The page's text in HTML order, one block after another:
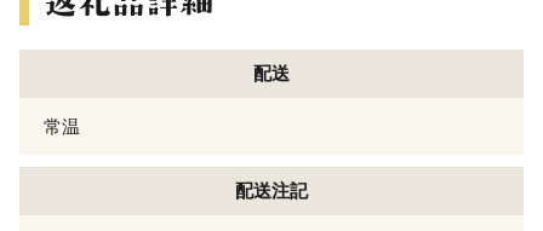
配送
常温
配送注記